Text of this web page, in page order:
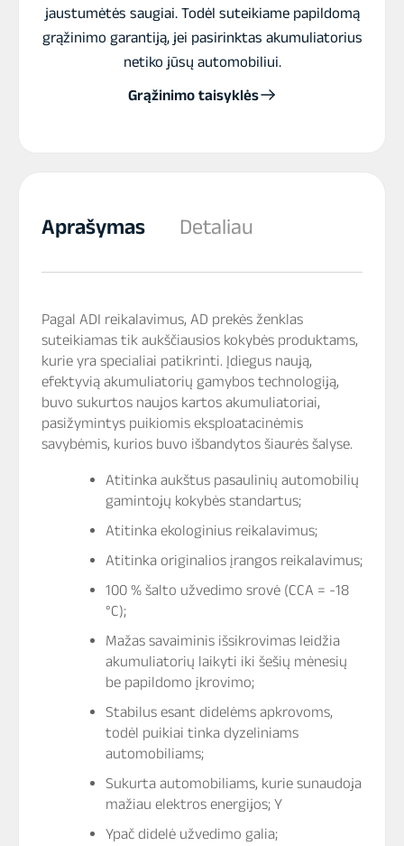
jaustumėtės saugiai. Todėl suteikiame papildomą
grąžinimo garantiją, jei pasirinktas akumuliatorius
netiko jūsų automobiliui.
Grąžinimo taisyklės
Aprašymas Detaliau
Pagal ADI reikalavimus, AD prekės ženklas
suteikiamas tik aukščiausios kokybės produktams,
kurie yra specialiai patikrinti. Įdiegus naują,
efektyvią akumuliatorių gamybos technologiją,
buvo sukurtos naujos kartos akumuliatoriai,
pasižymintys puikiomis eksploatacinėmis
savybėmis, kurios buvo išbandytos šiaurės šalyse.
Atitinka aukštus pasaulinių automobilių
gamintojų kokybės standartus;
Atitinka ekologinius reikalavimus;
Atitinka originalios įrangos reikalavimus;
100 % šalto užvedimo srovė (CCA = -18
°C);
Mažas savaiminis išsikrovimas leidžia
akumuliatorių laikyti iki šešių mėnesių
be papildomo įkrovimo;
Stabilus esant didelėms apkrovoms,
todėl puikiai tinka dyzeliniams
automobiliams;
Sukurta automobiliams, kurie sunaudoja
mažiau elektros energijos; Y
Ypač didelė užvedimo galia;